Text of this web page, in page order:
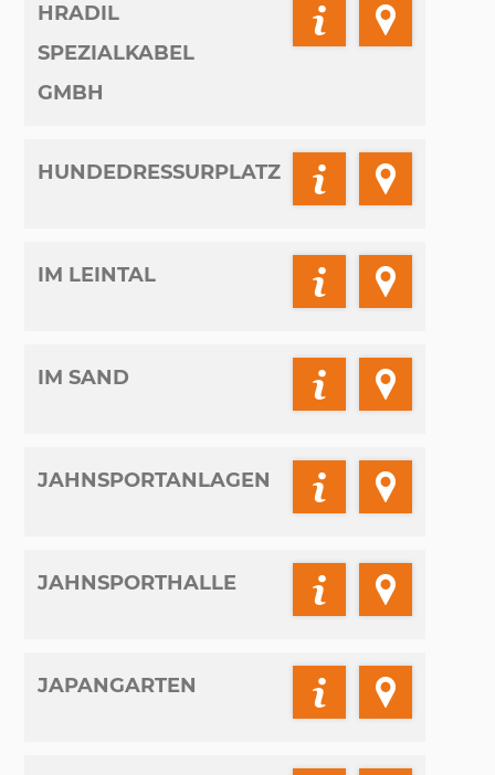
HRADIL
SPEZIALKABEL
GMBH
HUNDEDRESSURPLATZ
IM LEINTAL
IM SAND
JAHNSPORTANLAGEN
JAHNSPORTHALLE
JAPANGARTEN